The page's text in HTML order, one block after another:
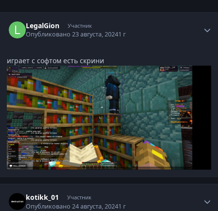
LegalGion Участник
Опубликовано23 августа, 20241 г
играет с софтом есть скрини
kotikk_01 Участник
Опубликовано24 августа, 20241 г